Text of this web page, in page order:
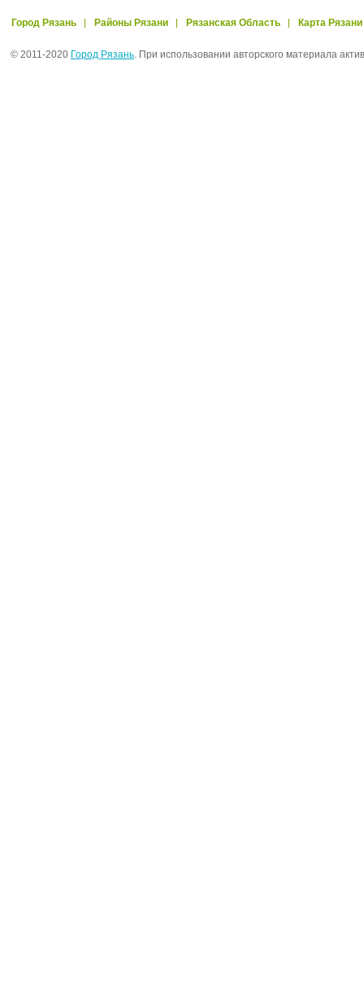
Город Рязань Районы Рязани Рязанская Область Карта Рязани
© 2011-2020 Город Рязань. При использовании авторского материала